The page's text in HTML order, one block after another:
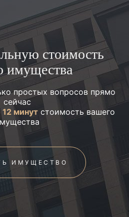
стоимость
имущества
простых вопросов прямо
сейчас
12 минутстоимость вашего
ИМУЩЕСТВО